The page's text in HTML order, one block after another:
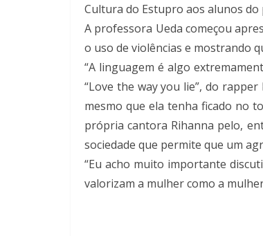
Cultura do Estupro aos alunos
A professora Ueda começou
o uso de violências e mostrando
“A linguagem é algo
“Love the way you lie”, do
mesmo que ela tenha ficado no
própria cantora Rihanna pelo,
sociedade que permite que um
“Eu acho muito importante
valorizam a mulher como a